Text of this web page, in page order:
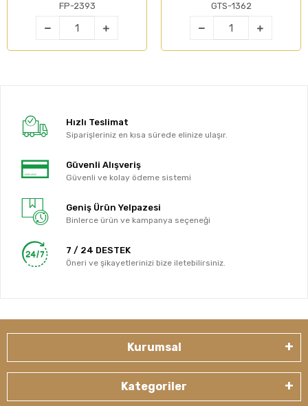
FP-2393
GTS-1362
Hızlı Teslimat
Siparişleriniz en kısa sürede elinize ulaşır.
Güvenli Alışveriş
Güvenli ve kolay ödeme sistemi
Geniş Ürün Yelpazesi
Binlerce ürün ve kampanya seçeneği
7 / 24 DESTEK
Öneri ve şikayetlerinizi bize iletebilirsiniz.
Kurumsal
Kategoriler